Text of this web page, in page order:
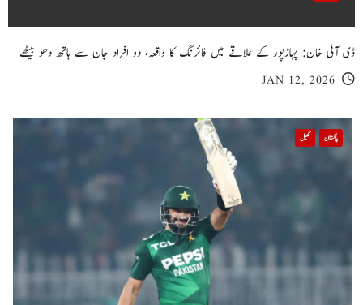
ڈی آئی خان: پہاڑپور کے علاقے میں فائرنگ کا واقعہ، دو افراد جان سے ہاتھ دھو بیٹھے
JAN 12, 2026
پاکستان کھیل